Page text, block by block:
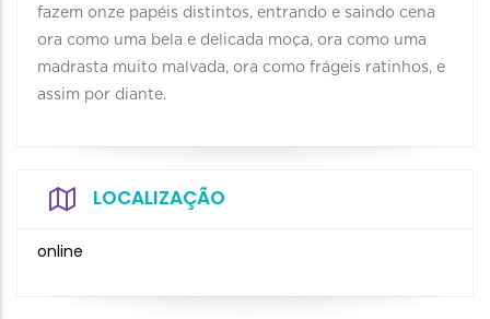
fazem onze papéis distintos, entrando e saindo cena
ora como uma bela e delicada moça, ora como uma
madrasta muito malvada, ora como frágeis ratinhos, e
assim por diante.
LOCALIZAÇÃO
online